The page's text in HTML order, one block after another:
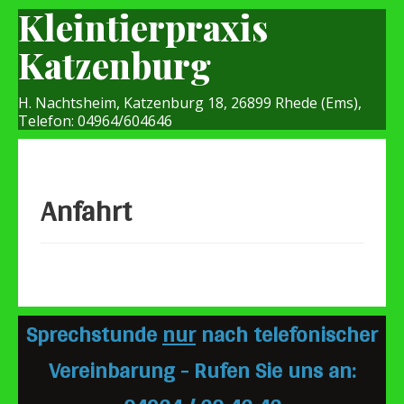
Kleintierpraxis
Katzenburg
H. Nachtsheim, Katzenburg 18, 26899 Rhede (Ems),
Telefon: 04964/604646
Anfahrt
Sprechstundenurnach telefonischer
Vereinbarung - Rufen Sie uns an: